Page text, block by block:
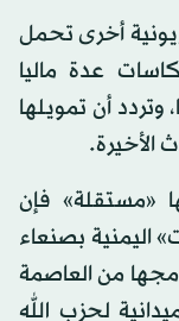
أخرى تحمل
عدة ماليا
وتردد أن تمويلها
الأخيرة.
«مستقلة» فإن
اليمنية بصنعاء
من العاصمة
لحزب الله